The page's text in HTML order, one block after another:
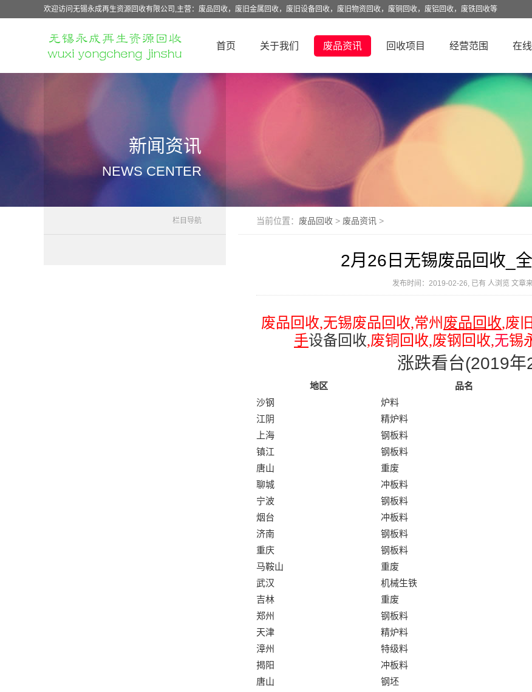
欢迎访问无锡永成再生资源回收有限公司,主营：废品回收，废旧金属回收，废旧设备回收，废旧物资回收，废铜回收，废铝回收，废铁回收等
首页 关于我们 废品资讯 回收项目 经营范围 在
新闻资讯
NEWS CENTER
栏目导航 当前位置： 废品回收 > 废品资讯 >
2月26日无锡废品回收_
发布时间：2019-02-26, 已有 人浏览 文章
废品回收,无锡废品回收,常州 废品回收,废
手设备回收,废铜回收,废钢回收,无锡
涨跌看台(2019年
地区 品名
沙钢
炉料
江阴
精炉料
上海
钢板料
镇江
钢板料
唐山
重废
聊城
冲板料
宁波
钢板料
烟台
冲板料
济南
钢板料
重庆
钢板料
马鞍山
重废
武汉
机械生铁
吉林
重废
郑州
钢板料
天津
精炉料
漳州
特级料
揭阳
冲板料
唐山
钢坯